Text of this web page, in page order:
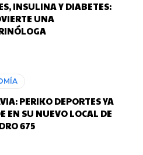
INSULINA Y DIABETES:
UNA
PERIKO DEPORTES YA
EN SU NUEVO LOCAL DE
675